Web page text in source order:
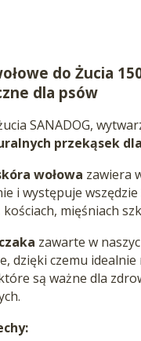
do Żucia
dla psów
SANADOG,
przekąsek
wołowa zawiera
i występuje
mięśniach
zawarte w
dzięki czemu
są ważne dla